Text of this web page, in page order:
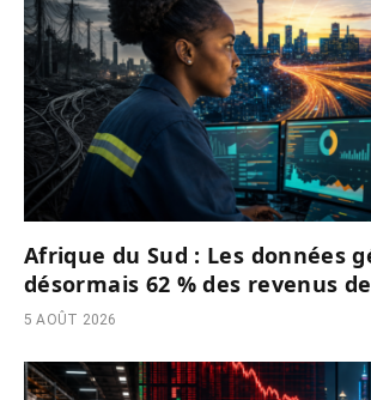
Afrique du Sud : Les données
désormais 62 % des revenus
5 AOÛT 2026